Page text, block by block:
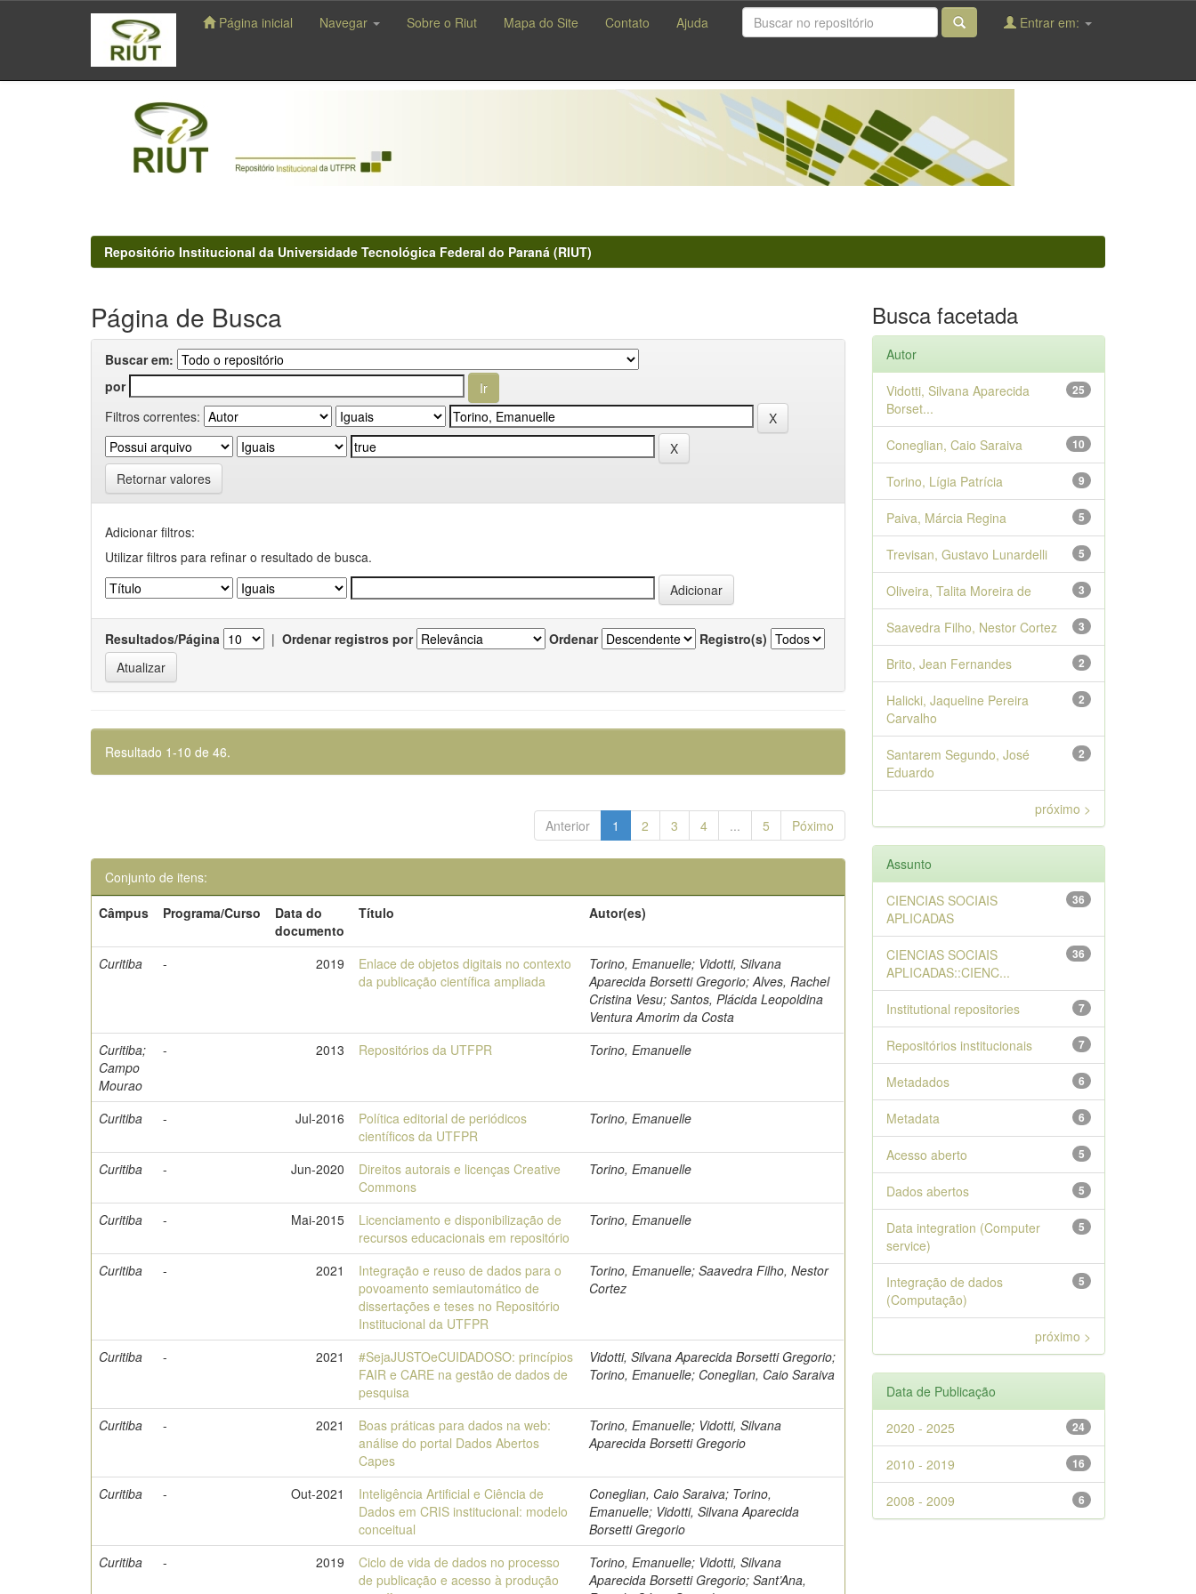
navigation
Página inicial Navegar Sobre o Riut Mapa do Site Contato Ajuda Entrar em:
Repositório Institucional da Universidade Tecnológica Federal do Paraná (RIUT)
Página de Busca
Buscar em:
por
Filtros correntes:
Retornar valores
Adicionar filtros:
Utilizar filtros para refinar o resultado de busca.
Resultados/Página | Ordenar registros por Ordenar Registro(s)
Resultado 1-10 de 46.
Anterior 1 2 3 4 ... 5 Póximo
Conjunto de itens:
Câmpus
Programa/Curso
Data do
documento
Título Autor(es)
Curitiba - 2019
Enlace de objetos digitais no contexto
da publicação científica ampliada
Torino, Emanuelle; Vidotti, Silvana
Aparecida Borsetti Gregorio; Alves, Rachel
Cristina Vesu; Santos, Plácida Leopoldina
Ventura Amorim da Costa
Curitiba;
Campo
Mourao
- 2013 Repositórios da UTFPR Torino, Emanuelle
Curitiba - Jul-2016
Política editorial de periódicos
científicos da UTFPR
Torino, Emanuelle
Curitiba - Jun-2020
Direitos autorais e licenças Creative
Commons
Torino, Emanuelle
Curitiba - Mai-2015
Licenciamento e disponibilização de
recursos educacionais em repositório
Torino, Emanuelle
Curitiba - 2021
Integração e reuso de dados para o
povoamento semiautomático de
dissertações e teses no Repositório
Institucional da UTFPR
Torino, Emanuelle; Saavedra Filho, Nestor
Cortez
Curitiba - 2021
#SejaJUSTOeCUIDADOSO: princípios
FAIR e CARE na gestão de dados de
pesquisa
Vidotti, Silvana Aparecida Borsetti Gregorio;
Torino, Emanuelle; Coneglian, Caio Saraiva
Curitiba - 2021
Boas práticas para dados na web:
análise do portal Dados Abertos
Capes
Torino, Emanuelle; Vidotti, Silvana
Aparecida Borsetti Gregorio
Curitiba - Out-2021
Inteligência Artificial e Ciência de
Dados em CRIS institucional: modelo
conceitual
Coneglian, Caio Saraiva; Torino,
Emanuelle; Vidotti, Silvana Aparecida
Borsetti Gregorio
Curitiba
- 2019
Ciclo de vida de dados no processo
de publicação e acesso à produção
Torino, Emanuelle; Vidotti, Silvana
Aparecida Borsetti Gregorio; Sant’Ana,
Busca facetada
Autor
25
Vidotti, Silvana Aparecida
Borset...
10
Coneglian, Caio Saraiva
9
Torino, Lígia Patrícia
5
Paiva, Márcia Regina
5
Trevisan, Gustavo Lunardelli
3
Oliveira, Talita Moreira de
3
Saavedra Filho, Nestor Cortez
2
Brito, Jean Fernandes
2
Halicki, Jaqueline Pereira
Carvalho
2
Santarem Segundo, José
Eduardo
próximo >
Assunto
36
CIENCIAS SOCIAIS
APLICADAS
36
CIENCIAS SOCIAIS
APLICADAS::CIENC...
7
Institutional repositories
7
Repositórios institucionais
6
Metadados
6
Metadata
5
Acesso aberto
5
Dados abertos
5
Data integration (Computer
service)
5
Integração de dados
(Computação)
próximo >
Data de Publicação
24
2020 - 2025
16
2010 - 2019
6
2008 - 2009